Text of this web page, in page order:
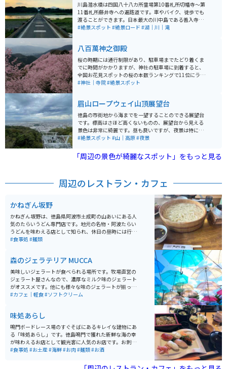
川島潜水橋は四国八十八カ所霊場第10番札所切幡寺～第
11番札所藤井寺への遍路道です。車やバイク、徒歩でも
渡ることができます。日本最大の川中島である善入寺島
と川島町を結んでいます。 台風や大雨の日は川が増水し
えたら通り過ぎるのを待ちましょう。天気のいい日は川
が広く周りに遮るものが無いので良い景色がみられま
す。とても綺麗な絶景ポイントです。
#絶景スポット #絶景ロード #湖｜川｜滝
八百萬神之御殿
桜の時期には通行制限があり、駐車場までたどり着くま
でに時間がかかりますが、神社の駐車場に到着すると、
全国お花見スポットの桜の本数ランキングで11位にラン
クインしている絶景が広がっています。また、細い道路
注意してください。
#神社｜寺院#絶景スポット
眉山ロープウェイ山頂展望台
徳島の市街地から海までを一望することのできる展望台
です。標高はさほど高くないものの、展望台から見える
景色は非常に綺麗です。昼も良いですが、夜景は特に素
晴らしい景色を見ることができます。ロープウェイから
#絶景スポット #山｜高原#夜景
「周辺の景色が綺麗なスポット」をもっと見る
周辺のレストラン・カフェ
かねぎん坂野
かねぎん坂野は、徳島県阿波市土成町の山あいにある人
気のたらいうどん専門店です。地元の名物・阿波たらい
うどんを味わえる店として知られ、休日の昼時には行列
ができることも多いほどの人気。木製の大きなたらいに
おすすめ。 うどんのほかにも釜飯やおにぎり、からあげ
などのサイドメニューも充実しています。山の中にある
ため、春の桜や秋の紅葉を眺めながら食事を楽しめるの
も魅力。バイクで訪れる場合は、県道沿いのワインディ
ングを抜ける快適なツーリングコースで、自然の景色を
#食事処 #麺類
森のジェラテリア MUCCA
美味しいジェラートが食べられる場所です。牧場直営の
ジェラート屋さんなので、濃厚なミルク味のジェラート
がオススメです。他にも様々な味のジェラートが揃って
います。カラフルな傘が飾られており、オシャレな空間
#カフェ｜軽食#ソフトクリーム
味処あらし
鳴門ボードレース場のすぐそばにあるキレイな建物にあ
る「味処あらし」です。徳島鳴門で獲れた新鮮な海の幸
が味わえるお店として観光客に人気のお店です。お刺身
からお寿司、揚げ物、煮物まで、なんでも美味しくいた
#食事処 #お土産#海鮮#お肉#麺類#お酒